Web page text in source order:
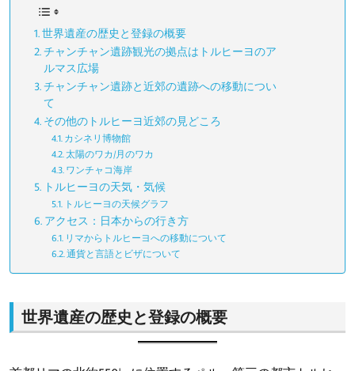
b
o
k
e
r
a
r
e
s
世界遺産の歴史と登録の概要
チャンチャン遺跡観光の拠点はトルヒーヨのア
ルマス広場
チャンチャン遺跡と近郊の遺跡への移動につい
て
その他のトルヒーヨ近郊の見どころ
カシネリ博物館
太陽のワカ/月のワカ
ワンチャコ海岸
トルヒーヨの天気・気候
トルヒーヨの天候グラフ
アクセス：日本からの行き方
リマからトルヒーヨへの移動について
通貨と言語とビザについて
世界遺産の歴史と登録の概要